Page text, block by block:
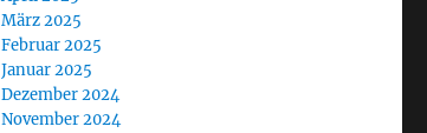
März 2025
Februar 2025
Januar 2025
Dezember 2024
November 2024